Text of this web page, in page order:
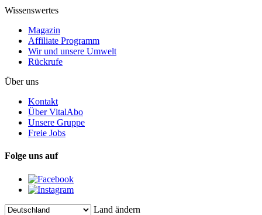
Wissenswertes
Magazin
Affiliate Programm
Wir und unsere Umwelt
Rückrufe
Über uns
Kontakt
Über VitalAbo
Unsere Gruppe
Freie Jobs
Folge uns auf
Land ändern